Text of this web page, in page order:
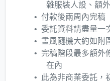
雜服裝人設、額
付款後兩周內完稿
委託資料請盡量一
畫風隨機大約如附
完稿階段最多額外
在內
此為非商業委託，